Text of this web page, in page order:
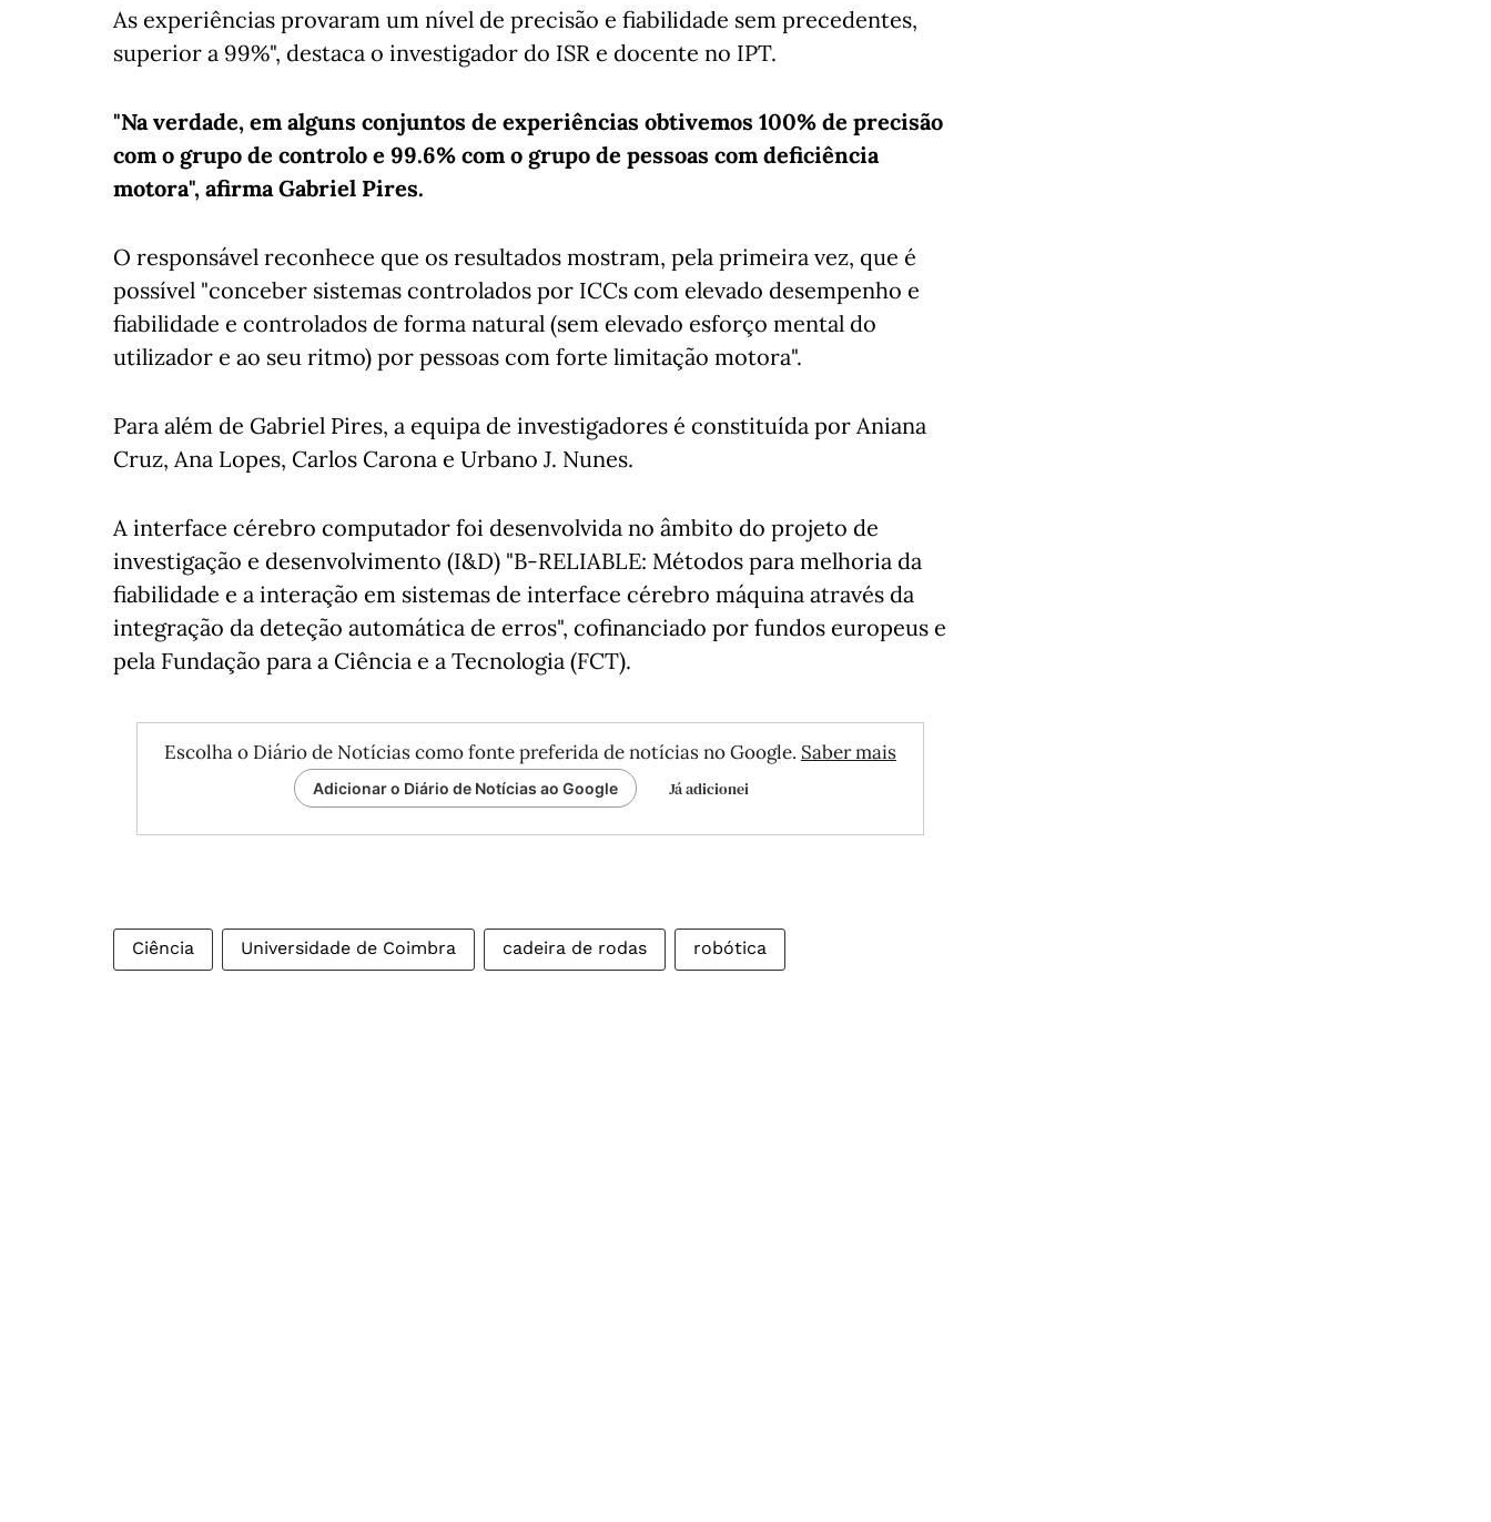
As experiências provaram um nível de precisão e fiabilidade sem precedentes,
superior a 99%", destaca o investigador do ISR e docente no IPT.
"Na verdade, em alguns conjuntos de experiências obtivemos 100% de precisão
com o grupo de controlo e 99.6% com o grupo de pessoas com deficiência
motora", afirma Gabriel Pires.
O responsável reconhece que os resultados mostram, pela primeira vez, que é
possível "conceber sistemas controlados por ICCs com elevado desempenho e
fiabilidade e controlados de forma natural (sem elevado esforço mental do
utilizador e ao seu ritmo) por pessoas com forte limitação motora".
Para além de Gabriel Pires, a equipa de investigadores é constituída por Aniana
Cruz, Ana Lopes, Carlos Carona e Urbano J. Nunes.
A interface cérebro computador foi desenvolvida no âmbito do projeto de
investigação e desenvolvimento (I&D) "B-RELIABLE: Métodos para melhoria da
fiabilidade e a interação em sistemas de interface cérebro máquina através da
integração da deteção automática de erros", cofinanciado por fundos europeus e
pela Fundação para a Ciência e a Tecnologia (FCT).
Escolha o Diário de Notícias como fonte preferida de notícias no Google. Saber mais
Adicionar o Diário de Notícias ao Google Já adicionei
Ciência Universidade de Coimbra cadeira de rodas robótica